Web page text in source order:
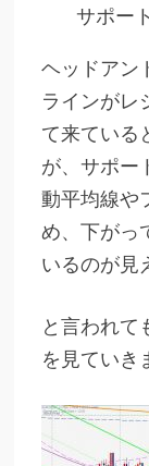
サポート
ヘッドアン
ラインがレ
て来ている
が、サポー
動平均線や
め、下がっ
いるのが見
と言われて
を見ていき